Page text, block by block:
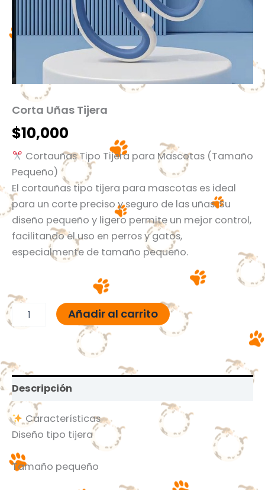
Corta Uñas Tijera
$10,000
Cortauñas Tipo Tijera para Mascotas (Tamaño
Pequeño)
El cortauñas tipo tijera para mascotas es ideal
para un corte preciso y seguro de las uñas. Su
diseño pequeño y ligero permite un mejor control,
facilitando el uso en perros y gatos,
especialmente de tamaño pequeño.
Añadir al carrito
Descripción
Características
Diseño tipo tijera
Tamaño pequeño